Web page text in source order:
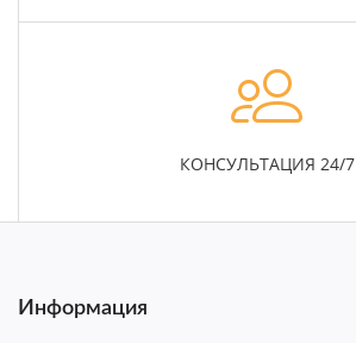
КОНСУЛЬТАЦИЯ 24/7
Информация